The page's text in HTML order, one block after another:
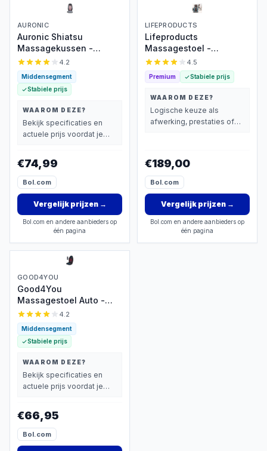
AURONIC
Auronic Shiatsu
Massagekussen -
Massagestoel -
Massage Rug - Infrarood
- Massage apparaat -
Massage Stoel - Zwart
4.2
Middensegment
Stabiele prijs
WAAROM DEZE?
Bekijk specificaties en
actuele prijs voordat je
€74,99
Bol.com
Vergelijk prijzen→
Bol.com en andere aanbieders op
één pagina
LIFEPRODUCTS
Lifeproducts
Massagestoel -
Rugmassage Apparaat -
Shiatsu Rug
Massagekussen -
Massage Apparaat voor
Stoel met Infrarood
Verwarming
4.5
Premium Stabiele prijs
WAAROM DEZE?
Logische keuze als
afwerking, prestaties of
€189,00
Bol.com
Vergelijk prijzen→
Bol.com en andere aanbieders op
één pagina
GOOD4YOU
Good4You
Massagestoel Auto -
Massagekussen -
Massage apparaat - Rug
- Infrarood -
Verwarmingsfunctie -
4.2
Middensegment
Stabiele prijs
WAAROM DEZE?
Bekijk specificaties en
actuele prijs voordat je
€66,95
Bol.com